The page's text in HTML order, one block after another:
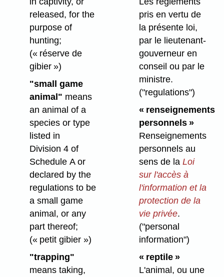
released, for the
purpose of
hunting;
(« réserve de
gibier »)
"small game
animal" means
an animal of a
species or type
listed in
Division 4 of
Schedule A or
declared by the
regulations to be
a small game
animal, or any
part thereof;
(« petit gibier »)
"trapping"
means taking,
pris en vertu de
la présente loi,
par le lieutenant-
gouverneur en
conseil ou par le
ministre.
("regulations")
« renseignements
personnels »
Renseignements
personnels au
sens de la Loi
sur l'accès à
l'information et la
protection de la
vie privée.
("personal
information")
« reptile »
L'animal, ou une